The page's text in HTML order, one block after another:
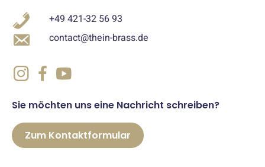
+49 421-32 56 93
contact@thein-brass.de
Sie möchten uns eine Nachricht schreiben?
Zum Kontaktformular